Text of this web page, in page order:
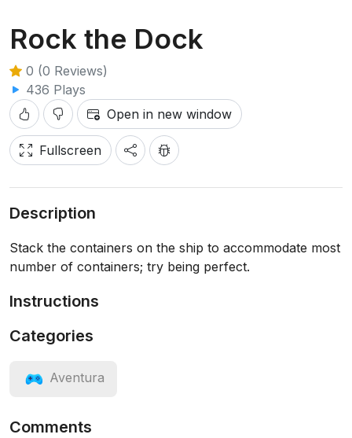
Rock the Dock
0 (0 Reviews)
436 Plays
Open in new window
Fullscreen
Description
Stack the containers on the ship to accommodate most
number of containers; try being perfect.
Instructions
Categories
Aventura
Comments